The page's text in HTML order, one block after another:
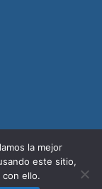
la mejor
este sitio,
con ello.